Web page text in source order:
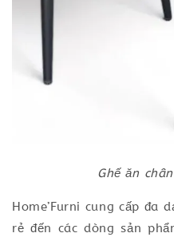
Ghế ăn
Home’Furni cung cấp đa
rẻ đến các dòng sản